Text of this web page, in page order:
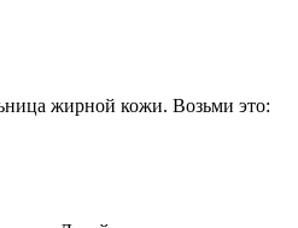
жирной кожи. Возьми это: